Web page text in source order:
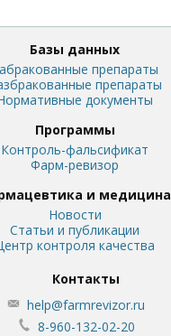
Базы данных
препараты
препараты
документы
Программы
Контроль-фальсификат
Фарм-ревизор
и медицина
Новости
Статьи и публикации
контроля качества
Контакты
help@farmrevizor.ru
8-960-132-02-20